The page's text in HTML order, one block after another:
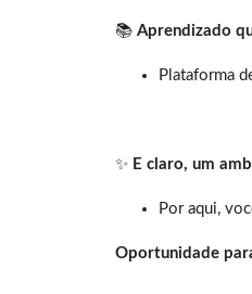
📚 Aprendizado
Plataforma
✨ E claro, um
Por aqui,
Oportunidade